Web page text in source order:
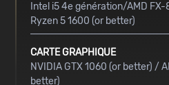
Intel i5 4e génération/AMD
Ryzen 5 1600 (or better)
CARTE GRAPHIQUE
NVIDIA GTX 1060 (or better) /
better)